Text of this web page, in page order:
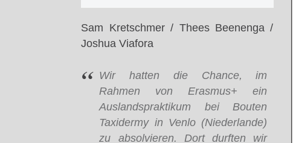
Sam Kretschmer / Thees Beenenga /
Joshua Viafora
Wir hatten die Chance, im
Rahmen von Erasmus+ ein
Auslandspraktikum bei Bouten
Taxidermy in Venlo (Niederlande)
zu absolvieren. Dort durften wir